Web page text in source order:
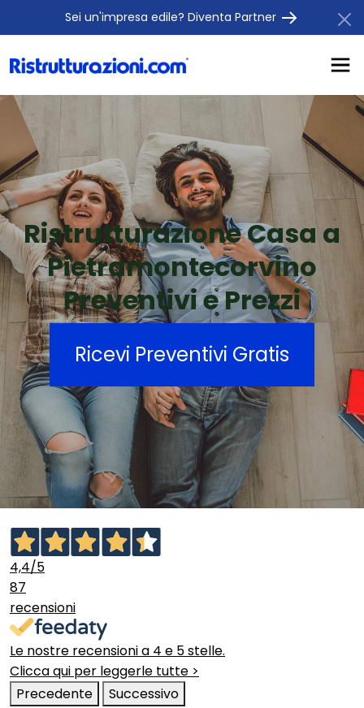
Sei un'impresa edile? Diventa Partner
Ristrutturazione Casa a
Pietramontecorvino
Preventivi e Prezzi
Ricevi Preventivi Gratis
4,4/5
87
recensioni
Le nostre recensioni a 4 e 5 stelle.
Clicca qui per leggerle tutte >
Precedente
Successivo